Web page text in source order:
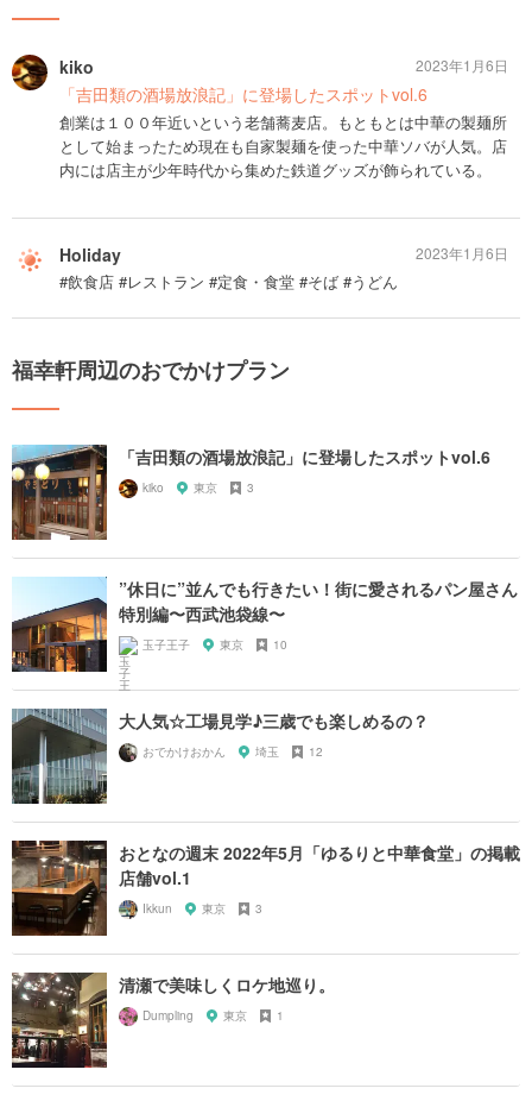
kiko
「吉田類の酒場放浪記」に登場したスポットvol.6
創業は１００年近いという老舗蕎麦店。もともとは中華の製麺所
として始まったため現在も自家製麺を使った中華ソバが人気。店
内には店主が少年時代から集めた鉄道グッズが飾られている。
2023年1月6日
Holiday
#飲食店 #レストラン #定食・食堂 #そば #うどん
2023年1月6日
福幸軒周辺のおでかけプラン
「吉田類の酒場放浪記」に登場したスポットvol.6
kiko 東京 3
”休日に”並んでも行きたい！街に愛されるパン屋さん
特別編〜西武池袋線〜
玉子王子 東京 10
大人気☆工場見学♪三歳でも楽しめるの？
おでかけおかん 埼玉 12
おとなの週末 2022年5月「ゆるりと中華食堂」の掲載
店舗vol.1
Ikkun 東京 3
清瀬で美味しくロケ地巡り。
Dumpling 東京 1